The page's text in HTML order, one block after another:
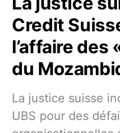
Credit
l’affaire des
du
La justice suisse
UBS pour des